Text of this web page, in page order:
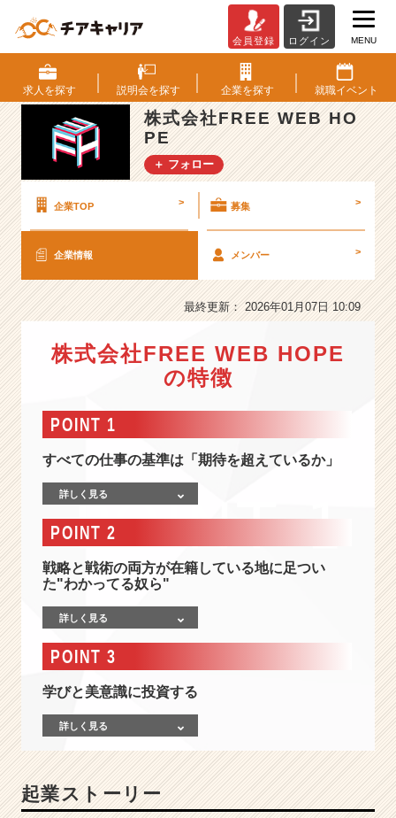
式
会
社
F
R
E
E
B
会
社
マ
ー
グ
の
戦
略
戦
在
籍
し
て
る
地
会員登録 ログイン MENU
求人を探す 説明会を探す 企業を探す 就職イベント
株式会社FREE WEB HO
PE
＋ フォロー
企業TOP > 募集 >
企業情報 メンバー >
最終更新： 2026年01月07日 10:09
株式会社FREE WEB HOPE
の特徴
POINT 1
すべての仕事の基準は「期待を超えているか」
詳しく見る
POINT 2
戦略と戦術の両方が在籍している地に足つい
た"わかってる奴ら"
詳しく見る
POINT 3
学びと美意識に投資する
詳しく見る
起業ストーリー